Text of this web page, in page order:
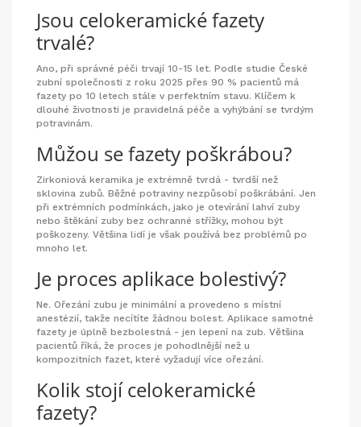
Jsou celokeramické fazety
trvalé?
Ano, při správné péči trvají 10-15 let. Podle studie České
zubní společnosti z roku 2025 přes 90 % pacientů má
fazety po 10 letech stále v perfektním stavu. Klíčem k
dlouhé životnosti je pravidelná péče a vyhýbání se tvrdým
potravinám.
Můžou se fazety poškrábou?
Zirkoniová keramika je extrémně tvrdá - tvrdší než
sklovina zubů. Běžné potraviny nezpůsobí poškrábání. Jen
při extrémních podmínkách, jako je otevírání lahví zuby
nebo štěkání zuby bez ochranné střížky, mohou být
poškozeny. Většina lidí je však používá bez problémů po
mnoho let.
Je proces aplikace bolestivý?
Ne. Ořezání zubu je minimální a provedeno s místní
anestézií, takže necítíte žádnou bolest. Aplikace samotné
fazety je úplně bezbolestná - jen lepení na zub. Většina
pacientů říká, že proces je pohodlnější než u
kompozitních fazet, které vyžadují více ořezání.
Kolik stojí celokeramické
fazety?